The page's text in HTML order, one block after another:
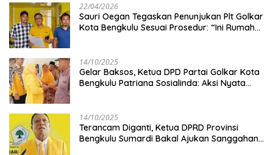
22/04/2026
Sauri Oegan Tegaskan Penunjukan Plt Golkar
Kota Bengkulu Sesuai Prosedur: “Ini Rumah
14/10/2025
‎Gelar Baksos, Ketua DPD Partai Golkar Kota
Bengkulu Patriana Sosialinda: Aksi Nyata
14/10/2025
Terancam Diganti, Ketua DPRD Provinsi
Bengkulu Sumardi Bakal Ajukan Sanggahan